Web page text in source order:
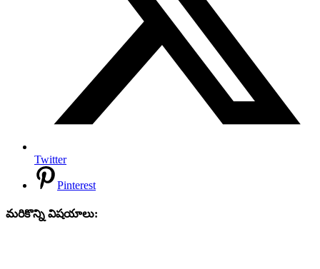
Twitter
Pinterest
మరికొన్ని విషయాలు: